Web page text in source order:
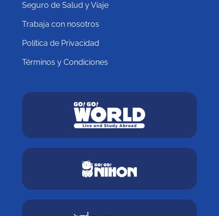
Seguro de Salud y Viaje
Trabaja con nosotros
Política de Privacidad
Términos y Condiciones